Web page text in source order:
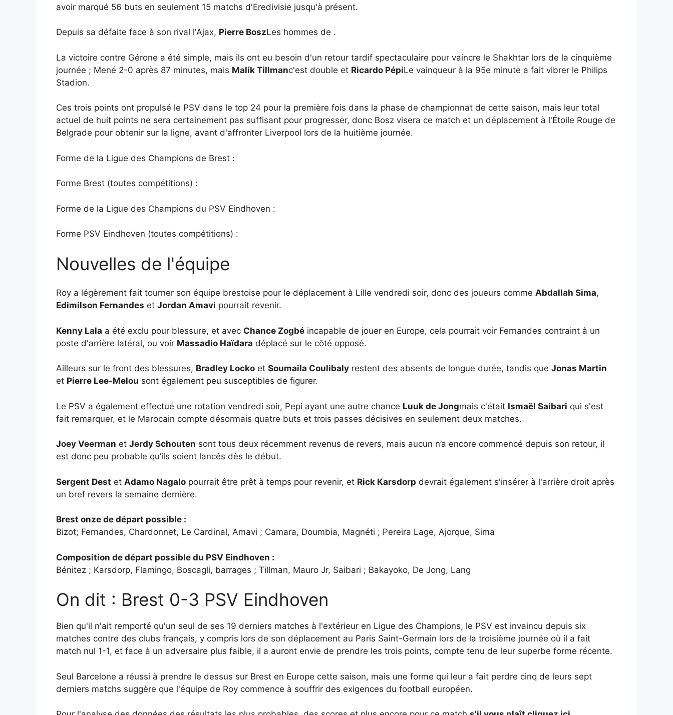
avoir marqué 56 buts en seulement 15 matchs d'Eredivisie jusqu'à présent.
Depuis sa défaite face à son rival l'Ajax, Pierre BoszLes hommes de .
La victoire contre Gérone a été simple, mais ils ont eu besoin d'un retour tardif spectaculaire pour vaincre le Shakhtar lors de la cinquième
journée ; Mené 2-0 après 87 minutes, mais Malik Tillmanc'est double et Ricardo PépiLe vainqueur à la 95e minute a fait vibrer le Philips
Stadion.
Ces trois points ont propulsé le PSV dans le top 24 pour la première fois dans la phase de championnat de cette saison, mais leur total
actuel de huit points ne sera certainement pas suffisant pour progresser, donc Bosz visera ce match et un déplacement à l'Étoile Rouge de
Belgrade pour obtenir sur la ligne, avant d'affronter Liverpool lors de la huitième journée.
Forme de la Ligue des Champions de Brest :
Forme Brest (toutes compétitions) :
Forme de la Ligue des Champions du PSV Eindhoven :
Forme PSV Eindhoven (toutes compétitions) :
Nouvelles de l'équipe
Roy a légèrement fait tourner son équipe brestoise pour le déplacement à Lille vendredi soir, donc des joueurs comme Abdallah Sima,
Edimilson Fernandes et Jordan Amavi pourrait revenir.
Kenny Lala a été exclu pour blessure, et avec Chance Zogbé incapable de jouer en Europe, cela pourrait voir Fernandes contraint à un
poste d'arrière latéral, ou voir Massadio Haïdara déplacé sur le côté opposé.
Ailleurs sur le front des blessures, Bradley Locko et Soumaila Coulibaly restent des absents de longue durée, tandis que Jonas Martin
et Pierre Lee-Melou sont également peu susceptibles de figurer.
Le PSV a également effectué une rotation vendredi soir, Pepi ayant une autre chance Luuk de Jongmais c'était Ismaël Saibari qui s'est
fait remarquer, et le Marocain compte désormais quatre buts et trois passes décisives en seulement deux matches.
Joey Veerman et Jerdy Schouten sont tous deux récemment revenus de revers, mais aucun n’a encore commencé depuis son retour, il
est donc peu probable qu’ils soient lancés dès le début.
Sergent Dest et Adamo Nagalo pourrait être prêt à temps pour revenir, et Rick Karsdorp devrait également s'insérer à l'arrière droit après
un bref revers la semaine dernière.
Brest onze de départ possible :
Bizot; Fernandes, Chardonnet, Le Cardinal, Amavi ; Camara, Doumbia, Magnéti ; Pereira Lage, Ajorque, Sima
Composition de départ possible du PSV Eindhoven :
Bénitez ; Karsdorp, Flamingo, Boscagli, barrages ; Tillman, Mauro Jr, Saibari ; Bakayoko, De Jong, Lang
On dit : Brest 0-3 PSV Eindhoven
Bien qu'il n'ait remporté qu'un seul de ses 19 derniers matches à l'extérieur en Ligue des Champions, le PSV est invaincu depuis six
matches contre des clubs français, y compris lors de son déplacement au Paris Saint-Germain lors de la troisième journée où il a fait
match nul 1-1, et face à un adversaire plus faible, il a auront envie de prendre les trois points, compte tenu de leur superbe forme récente.
Seul Barcelone a réussi à prendre le dessus sur Brest en Europe cette saison, mais une forme qui leur a fait perdre cinq de leurs sept
derniers matchs suggère que l'équipe de Roy commence à souffrir des exigences du football européen.